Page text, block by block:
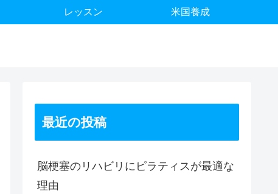
レッスン 米国養成
最近の投稿
脳梗塞のリハビリにピラティスが最適な
理由